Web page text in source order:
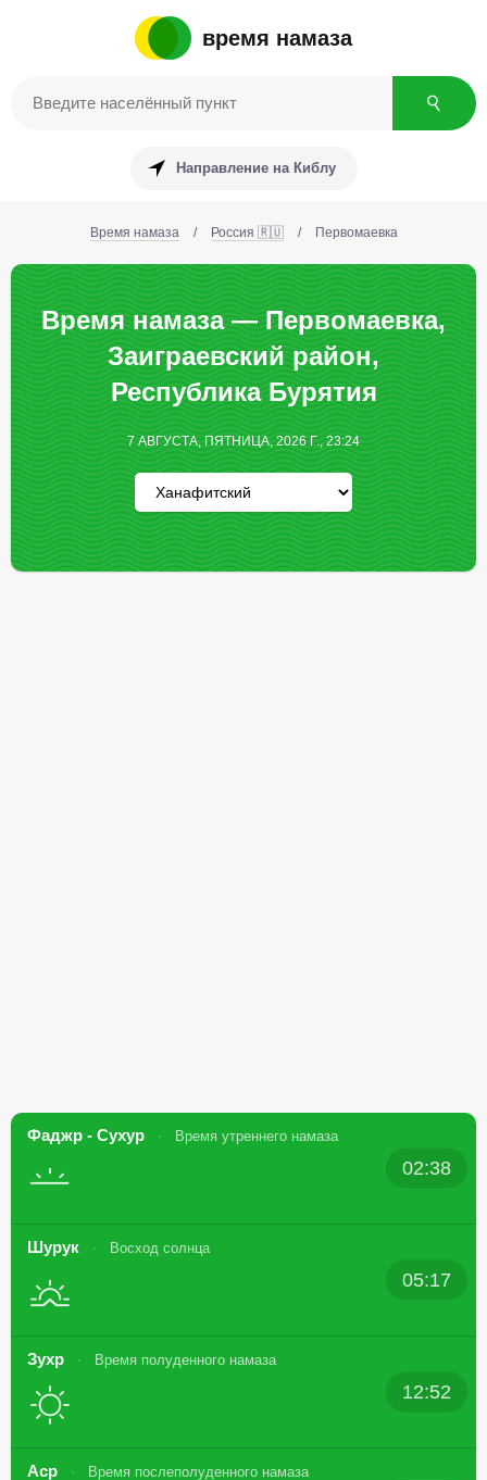
время намаза
Направление на Киблу
Время намаза / Россия 🇷🇺 / Первомаевка
Время намаза — Первомаевка,
Заиграевский район,
Республика Бурятия
7 АВГУСТА, ПЯТНИЦА, 2026 Г., 23:24
Фаджр - Сухур Время утреннего намаза
02:38
Шурук Восход солнца
05:17
Зухр Время полуденного намаза
12:52
Аср Время послеполуденного намаза